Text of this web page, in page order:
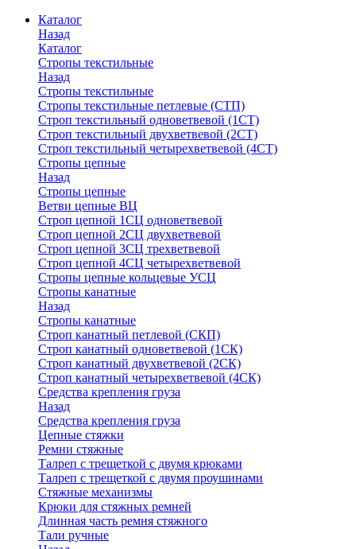
Каталог
Назад
Каталог
Стропы текстильные
Назад
Стропы текстильные
Стропы текстильные петлевые (СТП)
Строп текстильный одноветвевой (1СТ)
Строп текстильный двухветвевой (2СТ)
Строп текстильный четырехветвевой (4СТ)
Стропы цепные
Назад
Стропы цепные
Ветви цепные ВЦ
Строп цепной 1СЦ одноветвевой
Строп цепной 2СЦ двухветвевой
Строп цепной 3СЦ трехветвевой
Строп цепной 4СЦ четырехветвевой
Стропы цепные кольцевые УСЦ
Стропы канатные
Назад
Стропы канатные
Строп канатный петлевой (СКП)
Строп канатный одноветвевой (1СК)
Строп канатный двухветвевой (2СК)
Строп канатный четырехветвевой (4СК)
Средства крепления груза
Назад
Средства крепления груза
Цепные стяжки
Ремни стяжные
Талреп с трещеткой с двумя крюками
Талреп с трещеткой с двумя проушинами
Стяжные механизмы
Крюки для стяжных ремней
Длинная часть ремня стяжного
Тали ручные